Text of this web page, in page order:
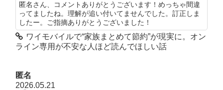
匿名さん、コメントありがとうございます！めっちゃ間違
ってましたね。理解が追い付いてませんでした。訂正しま
したー。ご指摘ありがとうございました！
ワイモバイルで“家族まとめて節約”が現実に。オン
ライン専用が不安な人ほど読んでほしい話
匿名
2026.05.21